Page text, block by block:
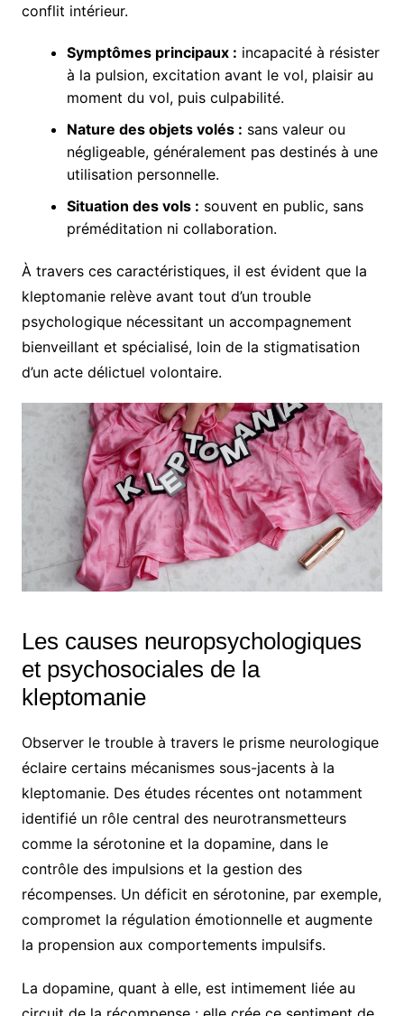
conflit intérieur.
Symptômes principaux : incapacité à résister
à la pulsion, excitation avant le vol, plaisir au
moment du vol, puis culpabilité.
Nature des objets volés : sans valeur ou
négligeable, généralement pas destinés à une
utilisation personnelle.
Situation des vols : souvent en public, sans
préméditation ni collaboration.
À travers ces caractéristiques, il est évident que la
kleptomanie relève avant tout d’un trouble
psychologique nécessitant un accompagnement
bienveillant et spécialisé, loin de la stigmatisation
d’un acte délictuel volontaire.
Les causes neuropsychologiques
et psychosociales de la
kleptomanie
Observer le trouble à travers le prisme neurologique
éclaire certains mécanismes sous-jacents à la
kleptomanie. Des études récentes ont notamment
identifié un rôle central des neurotransmetteurs
comme la sérotonine et la dopamine, dans le
contrôle des impulsions et la gestion des
récompenses. Un déficit en sérotonine, par exemple,
compromet la régulation émotionnelle et augmente
la propension aux comportements impulsifs.
La dopamine, quant à elle, est intimement liée au